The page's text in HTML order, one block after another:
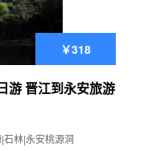
￥318
泉州到永安桃源洞、鳞隐石林一日游 晋江到永安旅游
林|永安桃源洞